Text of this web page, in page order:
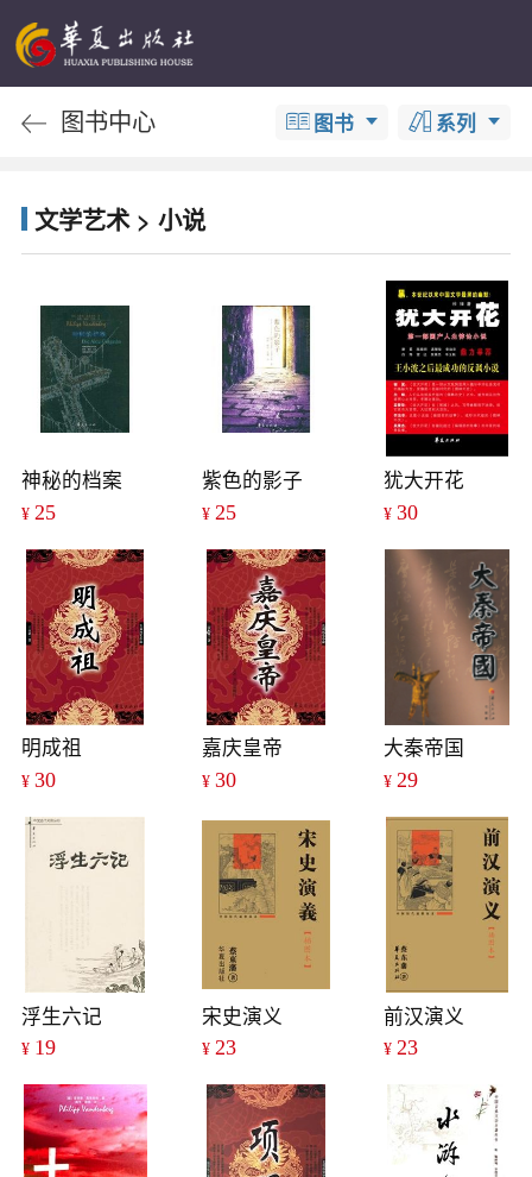
图书中心 图书 系列
文学艺术 > 小说
神秘的档案
¥ 25
紫色的影子
¥ 25
犹大开花
¥ 30
明成祖
¥ 30
嘉庆皇帝
¥30
大秦帝国
¥ 29
浮生六记
¥ 19
宋史演义
¥23
前汉演义
¥ 23